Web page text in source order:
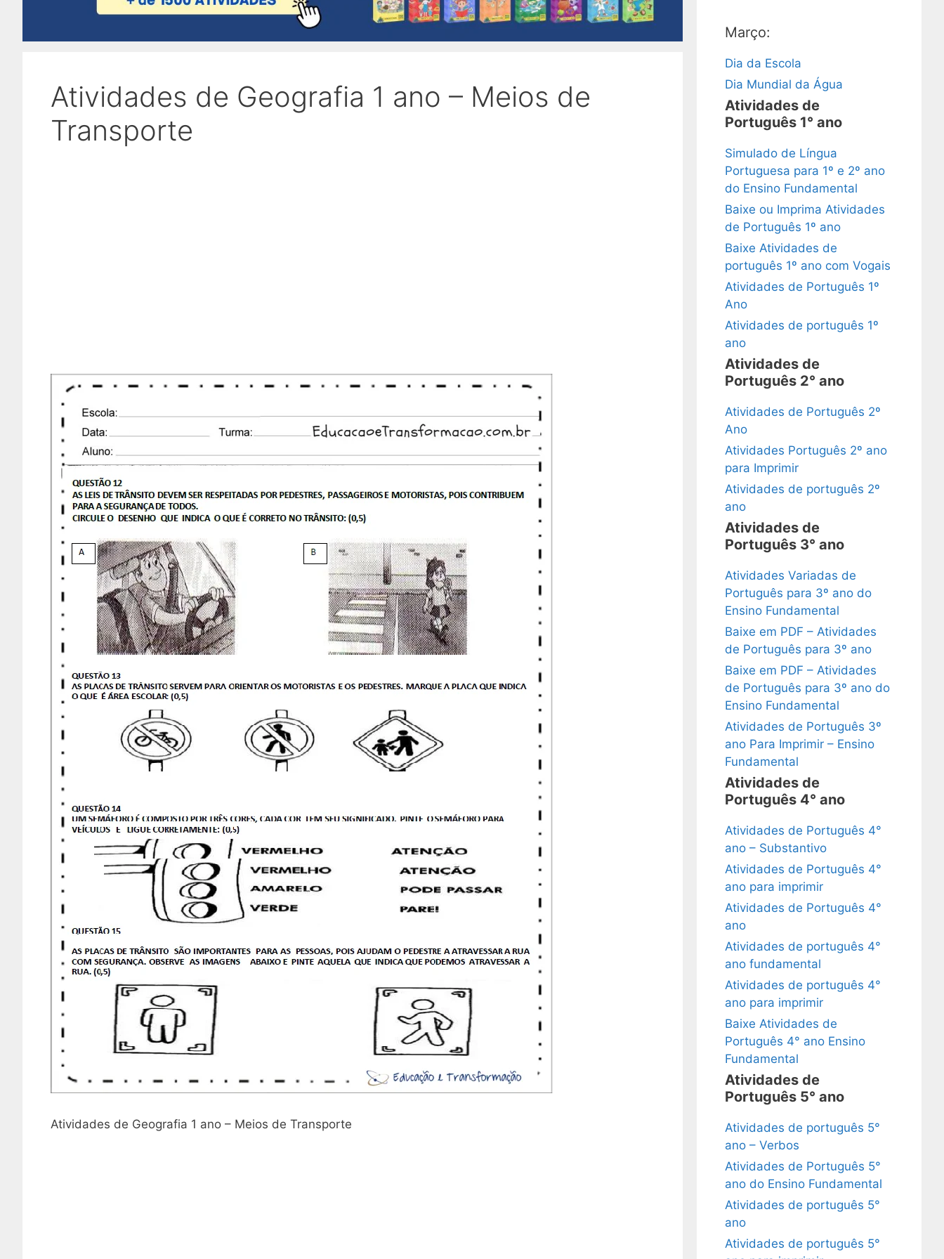
Atividades de Geografia 1 ano – Meios de
Transporte
Atividades de Geografia 1 ano – Meios de Transporte
Março:
Dia da Escola
Dia Mundial da Água
Atividades de
Português 1° ano
Simulado de Língua
Portuguesa para 1º e 2º ano
do Ensino Fundamental
Baixe ou Imprima Atividades
de Português 1º ano
Baixe Atividades de
português 1º ano com Vogais
Atividades de Português 1º
Ano
Atividades de português 1º
ano
Atividades de
Português 2° ano
Atividades de Português 2º
Ano
Atividades Português 2º ano
para Imprimir
Atividades de português 2º
ano
Atividades de
Português 3° ano
Atividades Variadas de
Português para 3º ano do
Ensino Fundamental
Baixe em PDF – Atividades
de Português para 3º ano
Baixe em PDF – Atividades
de Português para 3º ano do
Ensino Fundamental
Atividades de Português 3º
ano Para Imprimir – Ensino
Fundamental
Atividades de
Português 4° ano
Atividades de Português 4°
ano – Substantivo
Atividades de Português 4°
ano para imprimir
Atividades de Português 4°
ano
Atividades de português 4°
ano fundamental
Atividades de português 4°
ano para imprimir
Baixe Atividades de
Português 4° ano Ensino
Fundamental
Atividades de
Português 5° ano
Atividades de português 5°
ano – Verbos
Atividades de Português 5°
ano do Ensino Fundamental
Atividades de português 5°
ano
Atividades de português 5°